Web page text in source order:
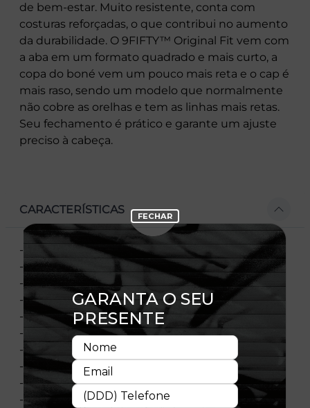
de bem-estar. Muito resistente, conta com
costuras reforçadas, o que contribui no aumento
da durabilidade. O 9FIFTY™ Original Fit vem com
a aba em um formato quadrado e mais curto, a
copa do boné vem um pouco mais reta e o cap é
mais raso, sendo um modelo que normalmente
não cobre as orelhas e tem as linhas mais retas.
Seu fechamento é prático e garante um ajuste
preciso à cabeça.
CARACTERÍSTICAS
- Aba reta
- Estruturado
- Ajustável
- Bordado frontal
- Estampa Interna
- Aba
- Contra aba em cor contrastante
- Flag bordada no lado esquerdo
- Material: Sarja
- Composição: 100% Poliéster